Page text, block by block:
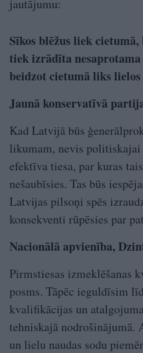
jautājumu:
Sīkos blēžus liek
tiek izrādīta
beidzot cietumā liks
Jaunā konservatīvā
Kad Latvijā būs
likumam, nevis
efektīva tiesa, par kuras
nešaubīsies. Tas būs
Latvijas pilsoņi spēs
konsekventi rūpēsies par
Nacionālā apvienība,
Pirmstiesas izmeklēšanas
posms. Tāpēc ieguldīsim
kvalifikācijas un
tehniskajā nodrošinājumā.
un lielu naudas sodu